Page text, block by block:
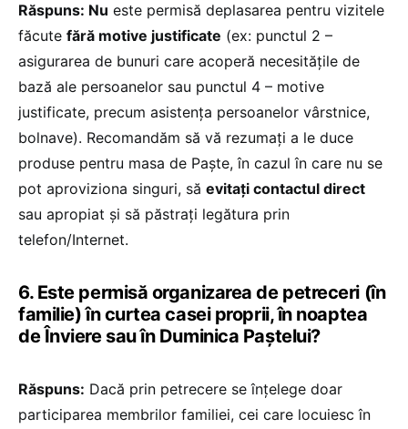
Răspuns: Nu este permisă deplasarea pentru vizitele
făcute fără motive justificate (ex: punctul 2 –
asigurarea de bunuri care acoperă necesitățile de
bază ale persoanelor sau punctul 4 – motive
justificate, precum asistența persoanelor vârstnice,
bolnave). Recomandăm să vă rezumați a le duce
produse pentru masa de Paște, în cazul în care nu se
pot aproviziona singuri, să evitați contactul direct
sau apropiat și să păstrați legătura prin
telefon/Internet.
6. Este permisă organizarea de petreceri (în
familie) în curtea casei proprii, în noaptea
de Înviere sau în Duminica Paștelui?
Răspuns: Dacă prin petrecere se înțelege doar
participarea membrilor familiei, cei care locuiesc în